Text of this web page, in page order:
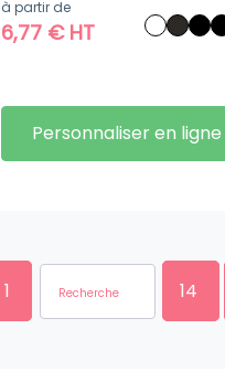
à partir de
6,77 €HT
Personnaliser en ligne
1 14